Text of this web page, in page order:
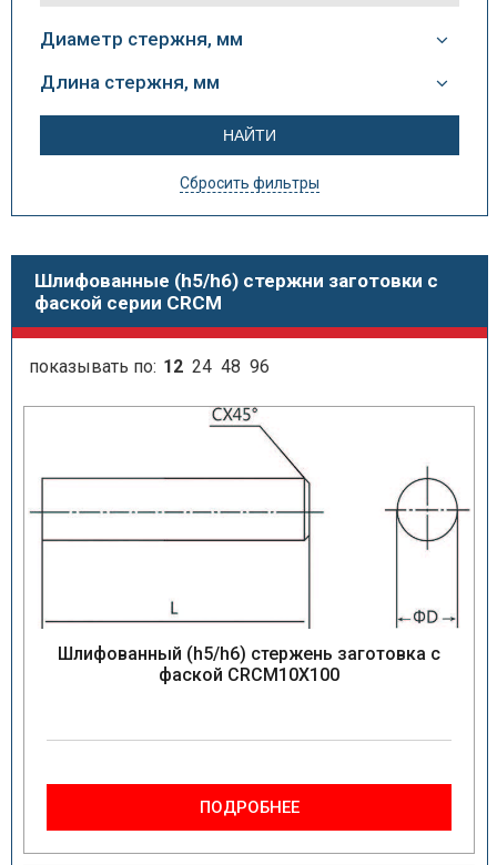
Диаметр стержня, мм
Длина стержня, мм
Сбросить фильтры
Шлифованные (h5/h6) стержни заготовки с
фаской серии CRCM
показывать по: 12 24 48 96
Шлифованный (h5/h6) стержень заготовка с
фаской CRCM10X100
ПОДРОБНЕЕ